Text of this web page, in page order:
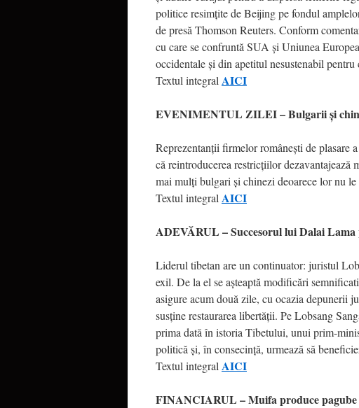
politice resimţite de Beijing pe fondul
de presă Thomson Reuters. Conform
cu care se confruntă SUA şi Uniunea
occidentale şi din apetitul nesustenabil
Textul integral AICI
EVENIMENTUL ZILEI – Bulgarii şi
Reprezentanţii firmelor româneşti de plasare
că reintroducerea restricţiilor
mai mulţi bulgari şi chinezi deoarece lor nu
Textul integral AICI
ADEVĂRUL – Succesorul lui Dalai
Liderul tibetan are un continuator: juristul
exil. De la el se aşteaptă modificări
asigure acum două zile, cu ocazia depunerii
susţine restaurarea libertăţii. Pe Lobsang
prima dată în istoria Tibetului, unui prim-
politică şi, în consecinţă, urmează să
Textul integral AICI
FINANCIARUL – Muifa produce pagube